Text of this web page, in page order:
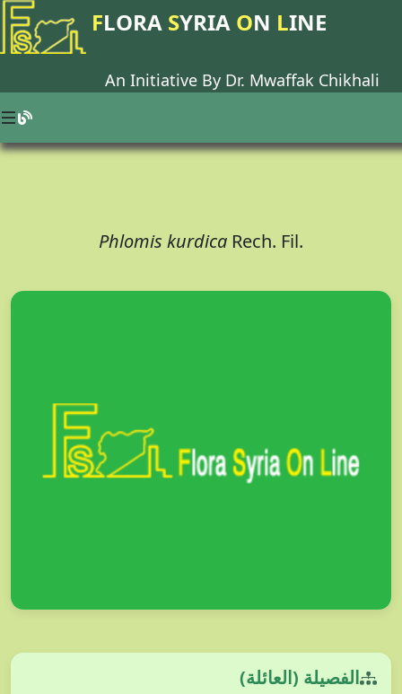
FLORA SYRIA ON LINE
An Initiative By Dr. Mwaffak Chikhali
Phlomis kurdica Rech. Fil.
الفصيلة (العائلة)